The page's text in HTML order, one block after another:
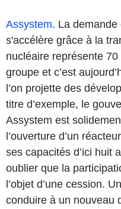
Assystem. La
s'accélère grâce à la
nucléaire représente 70
groupe et c’est
l’on projette des
titre d’exemple, le
Assystem est
l’ouverture d’un
ses capacités d’ici huit
oublier que la
l’objet d’une cession.
conduire à un nouveau